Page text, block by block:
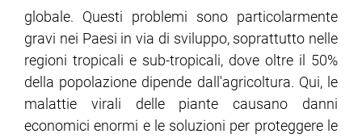
globale. Questi problemi sono particolarmente
gravi nei Paesi in via di sviluppo, soprattutto nelle
regioni tropicali e sub-tropicali, dove oltre il 50%
della popolazione dipende dall'agricoltura. Qui, le
malattie virali delle piante causano danni
economici enormi e le soluzioni per proteggere le